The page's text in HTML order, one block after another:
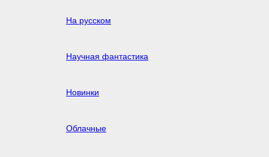
На русском
Научная фантастика
Новинки
Облачные